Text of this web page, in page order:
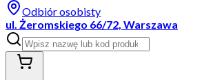
Odbiór osobisty
ul. Żeromskiego 66/72, Warszawa